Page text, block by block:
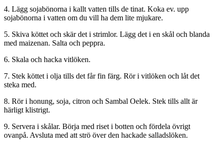
4. Lägg sojabönorna i kallt vatten tills de tinat. Koka ev. upp
sojabönorna i vatten om du vill ha dem lite mjukare.
5. Skiva köttet och skär det i strimlor. Lägg det i en skål och blanda
med maizenan. Salta och peppra.
6. Skala och hacka vitlöken.
7. Stek köttet i olja tills det får fin färg. Rör i vitlöken och låt det
steka med.
8. Rör i honung, soja, citron och Sambal Oelek. Stek tills allt är
härligt klistrigt.
9. Servera i skålar. Börja med riset i botten och fördela övrigt
ovanpå. Avsluta med att strö över den hackade salladslöken.